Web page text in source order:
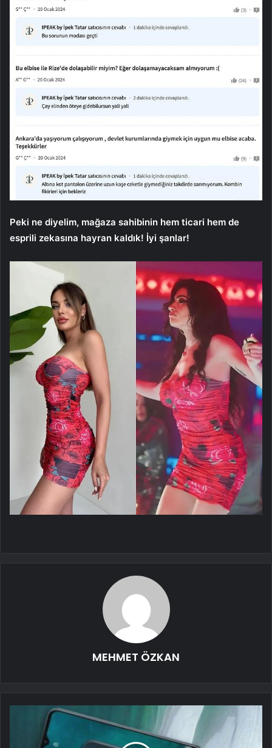
Peki ne diyelim, mağaza sahibinin hem ticari hem de
esprili zekasına hayran kaldık! İyi şanlar!
MEHMET ÖZKAN